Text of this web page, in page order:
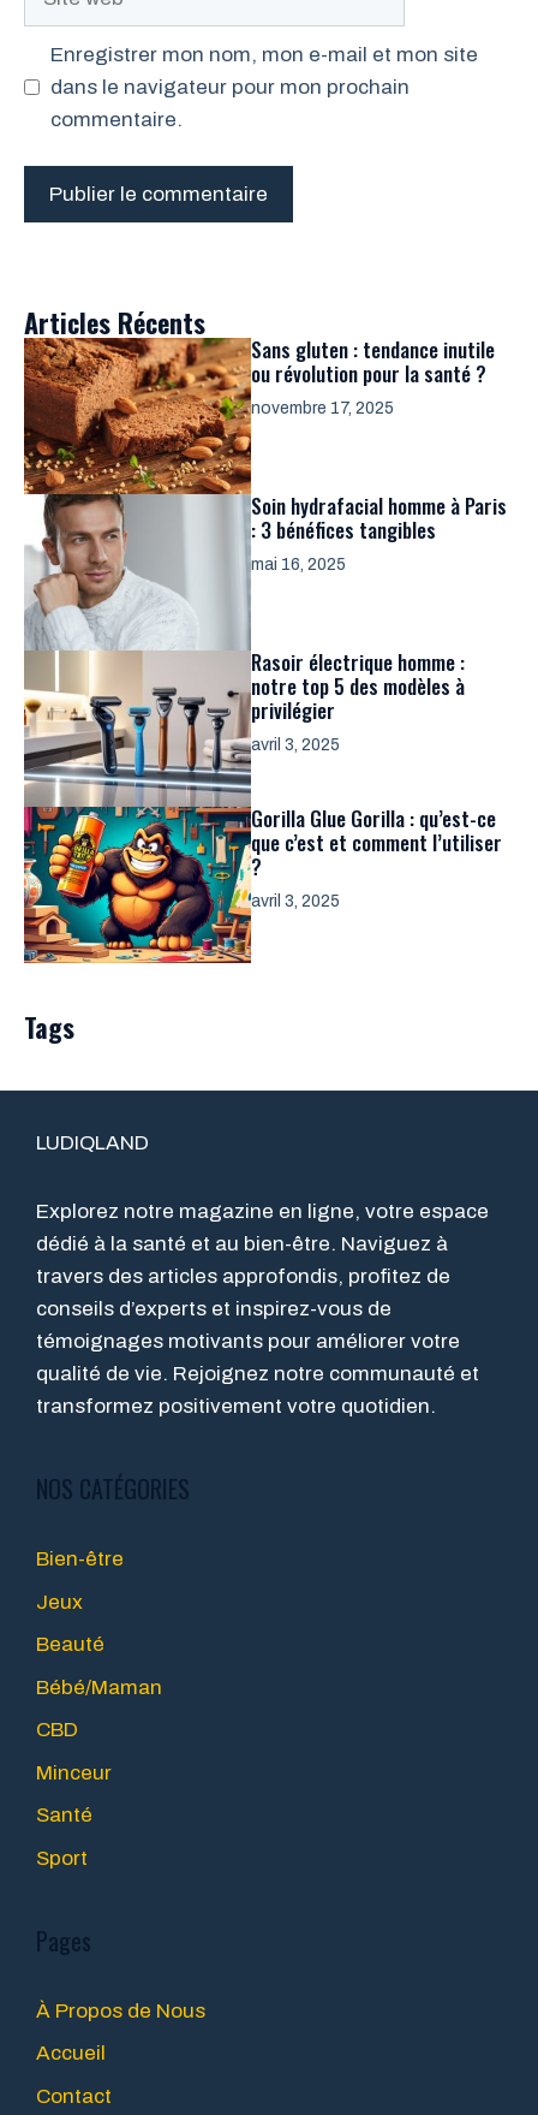
Enregistrer mon nom, mon e-mail et mon site
dans le navigateur pour mon prochain
commentaire.
Articles Récents
Sans gluten : tendance inutile
ou révolution pour la santé ?
novembre 17, 2025
Soin hydrafacial homme à Paris
: 3 bénéfices tangibles
mai 16, 2025
Rasoir électrique homme :
notre top 5 des modèles à
privilégier
avril 3, 2025
Gorilla Glue Gorilla : qu’est-ce
que c’est et comment l’utiliser
?
avril 3, 2025
Tags
LUDIQLAND
Explorez notre magazine en ligne, votre espace
dédié à la santé et au bien-être. Naviguez à
travers des articles approfondis, profitez de
conseils d’experts et inspirez-vous de
témoignages motivants pour améliorer votre
qualité de vie. Rejoignez notre communauté et
transformez positivement votre quotidien.
NOS CATÉGORIES
Bien-être
Jeux
Beauté
Bébé/Maman
CBD
Minceur
Santé
Sport
Pages
À Propos de Nous
Accueil
Contact